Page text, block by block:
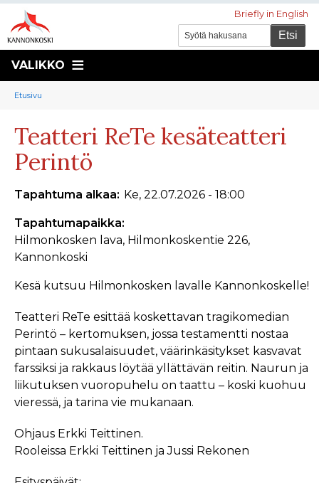
Briefly in English
VALIKKO
Murupolku
You
here:
Etusivu
Teatteri ReTe kesäteatteri
Perintö
Tapahtuma alkaa Ke, 22.07.2026 - 18:00
Tapahtumapaikka
Hilmonkosken lava, Hilmonkoskentie 226,
Kannonkoski
Kesä kutsuu Hilmonkosken lavalle Kannonkoskelle!
Teatteri ReTe esittää koskettavan tragikomedian
Perintö – kertomuksen, jossa testamentti nostaa
pintaan sukusalaisuudet, väärinkäsitykset kasvavat
farssiksi ja rakkaus löytää yllättävän reitin. Naurun ja
liikutuksen vuoropuhelu on taattu – koski kuohuu
vieressä, ja tarina vie mukanaan.
Ohjaus Erkki Teittinen.
Rooleissa Erkki Teittinen ja Jussi Rekonen